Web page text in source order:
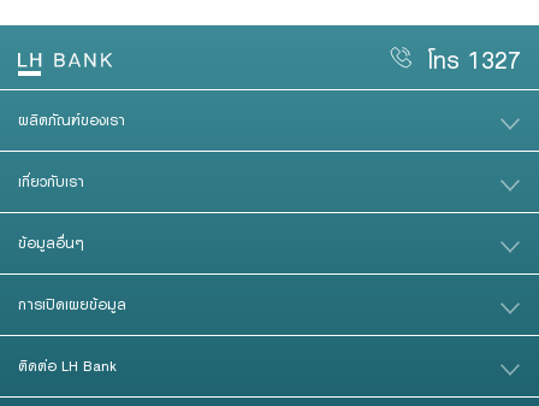
โทร 1327
ผลิตภัณฑ์ของเรา
เกี่ยวกับเรา
ข้อมูลอื่นๆ
การเปิดเผยข้อมูล
ติดต่อ LH Bank